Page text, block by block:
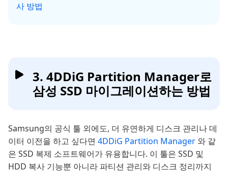
사 방법
3. 4DDiG Partition Manager로
삼성 SSD 마이그레이션하는 방법
Samsung의 공식 툴 외에도, 더 유연하게 디스크 관리나 데
이터 이전을 하고 싶다면 4DDiG Partition Manager 와 같
은 SSD 복제 소프트웨어가 유용합니다. 이 툴은 SSD 및
HDD 복사 기능뿐 아니라 파티션 관리와 디스크 정리까지